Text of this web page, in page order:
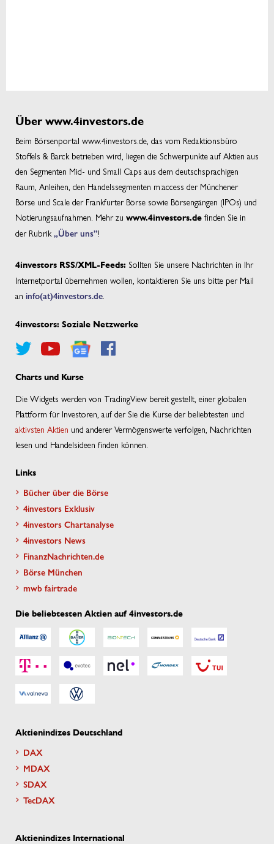
Über www.4investors.de
Beim Börsenportal www.4investors.de, das vom Redaktionsbüro
Stoffels & Barck betrieben wird, liegen die Schwerpunkte auf Aktien aus
den Segmenten Mid- und Small Caps aus dem deutschsprachigen
Raum, Anleihen, den Handelssegmenten m:access der Münchener
Börse und Scale der Frankfurter Börse sowie Börsengängen (IPOs) und
Notierungsaufnahmen. Mehr zu www.4investors.de finden Sie in
der Rubrik „Über uns”!
4investors RSS/XML-Feeds: Sollten Sie unsere Nachrichten in Ihr
Internetportal übernehmen wollen, kontaktieren Sie uns bitte per Mail
an info(at)4investors.de
4investors: Soziale Netzwerke
Charts und Kurse
Die Widgets werden von TradingView bereit gestellt, einer globalen
Plattform für Investoren, auf der Sie die Kurse der beliebtesten und
aktivsten Aktien und anderer Vermögenswerte verfolgen, Nachrichten
lesen und Handelsideen finden können.
Links
Bücher über die Börse
4investors Exklusiv
4investors Chartanalyse
4investors News
FinanzNachrichten.de
Börse München
mwb fairtrade
Die beliebtesten Aktien auf 4investors.de
Aktienindizes Deutschland
DAX
MDAX
SDAX
TecDAX
Aktienindizes International